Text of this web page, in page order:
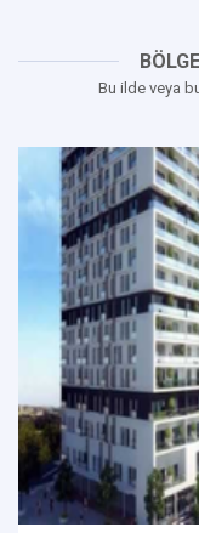
Bu ilde veya